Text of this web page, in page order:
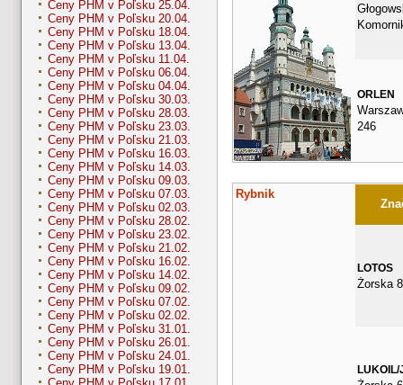
Ceny PHM v Poľsku 25.04.
Ceny PHM v Poľsku 20.04.
Ceny PHM v Poľsku 18.04.
Ceny PHM v Poľsku 13.04.
Ceny PHM v Poľsku 11.04.
Ceny PHM v Poľsku 06.04.
Ceny PHM v Poľsku 04.04.
Ceny PHM v Poľsku 30.03.
Ceny PHM v Poľsku 28.03.
Ceny PHM v Poľsku 23.03.
Ceny PHM v Poľsku 21.03.
Ceny PHM v Poľsku 16.03.
Ceny PHM v Poľsku 14.03.
Ceny PHM v Poľsku 09.03.
Ceny PHM v Poľsku 07.03.
Ceny PHM v Poľsku 02.03.
Ceny PHM v Poľsku 28.02.
Ceny PHM v Poľsku 23.02.
Ceny PHM v Poľsku 21.02.
Ceny PHM v Poľsku 16.02.
Ceny PHM v Poľsku 14.02.
Ceny PHM v Poľsku 09.02.
Ceny PHM v Poľsku 07.02.
Ceny PHM v Poľsku 02.02.
Ceny PHM v Poľsku 31.01.
Ceny PHM v Poľsku 26.01.
Ceny PHM v Poľsku 24.01.
Ceny PHM v Poľsku 19.01.
ORLEN
246
Rybnik
LOTOS
Żorska
LUKOIL/